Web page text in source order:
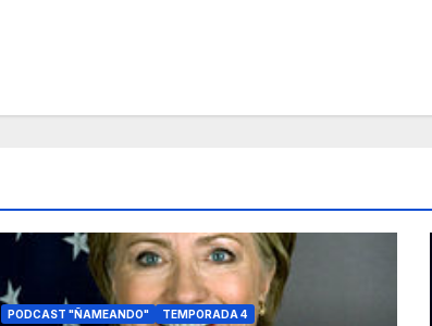
PODCAST "ÑAMEANDO" TEMPORADA 4